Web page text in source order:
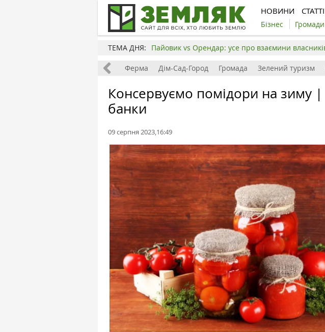
НОВИНИ СТАТТІ
Бізнес Громади
ТЕМА ДНЯ: Пайовик vs Орендар: усе про взаємини
Бізнес Ферма Дім-Сад-Город Громада Зелений туризм
Консервуємо помідори на зиму
банки
09 серпня 2023,16:49